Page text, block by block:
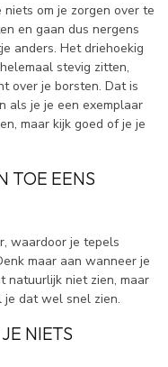
om je zorgen over te
en gaan dus nergens
anders. Het driehoekig
stevig zitten,
over je borsten. Dat is
als je je een exemplaar
maar kijk goed of je je
TOE EENS
waardoor je tepels
maar aan wanneer je
natuurlijk niet zien, maar
dat wel snel zien.
NIETS